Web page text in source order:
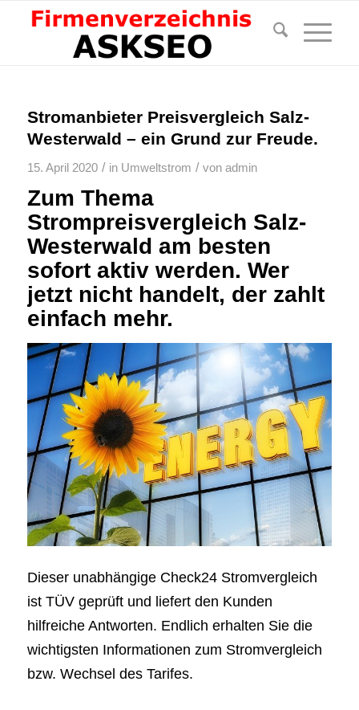
Stromanbieter Preisvergleich Salz-
Westerwald – ein Grund zur Freude.
15. April 2020 / in Umweltstrom / von admin
Zum Thema
Strompreisvergleich Salz-
Westerwald am besten
sofort aktiv werden. Wer
jetzt nicht handelt, der zahlt
einfach mehr.
Dieser unabhängige Check24 Stromvergleich
ist TÜV geprüft und liefert den Kunden
hilfreiche Antworten. Endlich erhalten Sie die
wichtigsten Informationen zum Stromvergleich
bzw. Wechsel des Tarifes.